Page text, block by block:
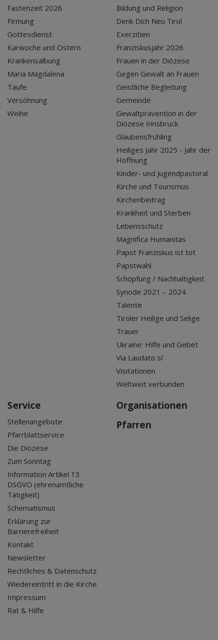
Fastenzeit 2026
Firmung
Gottesdienst
Karwoche und Ostern
Krankensalbung
Maria Magdalena
Taufe
Versöhnung
Weihe
Bildung und Religion
Denk Dich Neu Tirol
Exerzitien
Franziskusjahr 2026
Frauen in der Diözese
Gegen Gewalt an Frauen
Geistliche Begleitung
Gemeinde
Gewaltprävention in der
Diözese Innsbruck
Glaubensfrühling
Heiliges Jahr 2025 - Jahr der
Hoffnung
Kinder- und Jugendpastoral
Kirche und Tourismus
Kirchenbeitrag
Krankheit und Sterben
Lebensschutz
Magnifica Humanitas
Papst Franziskus ist tot
Papstwahl
Schöpfung / Nachhaltigkeit
Synode 2021 – 2024
Talente
Tiroler Heilige und Selige
Trauer
Ukraine: Hilfe und Gebet
Via Laudato si'
Visitationen
Weltweit verbunden
Service
Stellenangebote
Pfarrblattservice
Die Diözese
Zum Sonntag
Information Artikel 13
DSGVO (ehrenamtliche
Tätigkeit)
Schematismus
Erklärung zur
Barrierefreiheit
Kontakt
Newsletter
Rechtliches & Datenschutz
Wiedereintritt in die Kirche
Impressum
Rat & Hilfe
Organisationen
Pfarren